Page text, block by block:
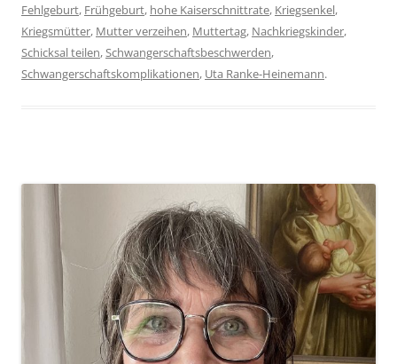
Fehlgeburt, Frühgeburt, hohe Kaiserschnittrate, Kriegsenkel,
Kriegsmütter, Mutter verzeihen, Muttertag, Nachkriegskinder,
Schicksal teilen,Schwangerschaftsbeschwerden,
Schwangerschaftskomplikationen, Uta Ranke-Heinemann.